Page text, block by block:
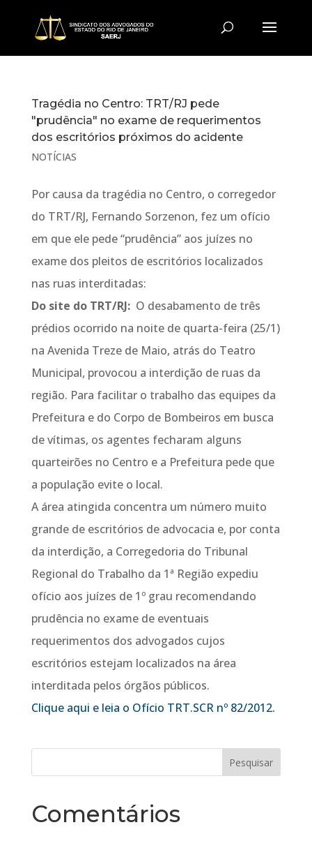
Tragédia no Centro: TRT/RJ pede
"prudência" no exame de requerimentos
dos escritórios próximos do acidente
NOTÍCIAS
Por causa da tragédia no Centro, o corregedor
do TRT/RJ, Fernando Sorzenon, fez um ofício
em que ele pede “prudência” aos juízes no
exame dos pleitos de escritórios localizados
nas ruas interditadas:
Do site do TRT/RJ: O desabamento de três
prédios ocorrido na noite de quarta-feira (25/1)
na Avenida Treze de Maio, atrás do Teatro
Municipal, provocou a interdição de ruas da
região. Para facilitar o trabalho das equipes da
Prefeitura e do Corpo de Bombeiros em busca
de vítimas, os agentes fecharam alguns
quarteirões no Centro e a Prefeitura pede que
a população evite o local.
A área atingida concentra um número muito
grande de escritórios de advocacia e, por conta
da interdição, a Corregedoria do Tribunal
Regional do Trabalho da 1ª Região expediu
ofício aos juízes de 1º grau recomendando
prudência no exame de eventuais
requerimentos dos advogados cujos
escritórios estejam localizados na área
interditada pelos órgãos públicos.
Clique aqui e leia o Ofício TRT.SCR nº 82/2012.
Comentários